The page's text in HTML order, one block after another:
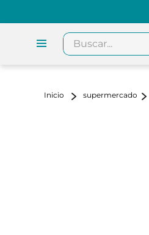
Buscar...
supermercado